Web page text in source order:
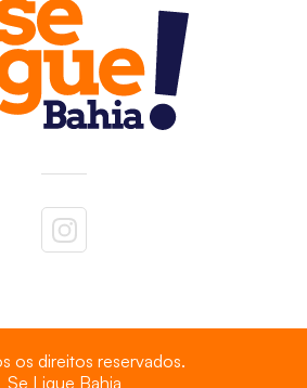
os direitos reservados.
Se Ligue Bahia